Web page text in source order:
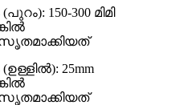
150-300 മിമി
25mm